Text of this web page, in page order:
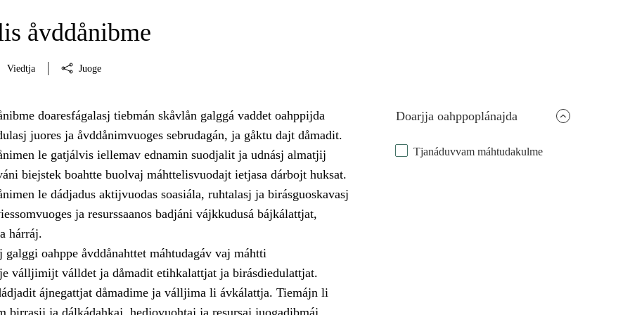
åvddånibme
Viedtja Juoge
Doarjja oahppoplánajda
Tjanáduvvam máhtudakulme
doaresfágalasj tiebmán skåvlån galggá vaddet oahppijda
juores ja åvddånimvuoges sebrudagán, ja gåktu dajt dåmadit.
le gatjálvis iellemav ednamin suodjalit ja udnásj almatjij
biejstek boahtte buolvaj máhttelisvuodajt ietjasa dárbojt huksat.
le dádjadus aktijvuodas soasiála, ruhtalasj ja birásguoskavasj
ja resurssaanos badjáni vájkkudusá bájkálattjat,
hárráj.
galggi oahppe åvddånahttet máhtudagáv vaj máhtti
válljimijt válldet ja dåmadit etihkalattjat ja birásdiedulattjat.
ájnegattjat dåmadime ja válljima li ávkálattja. Tiemájn li